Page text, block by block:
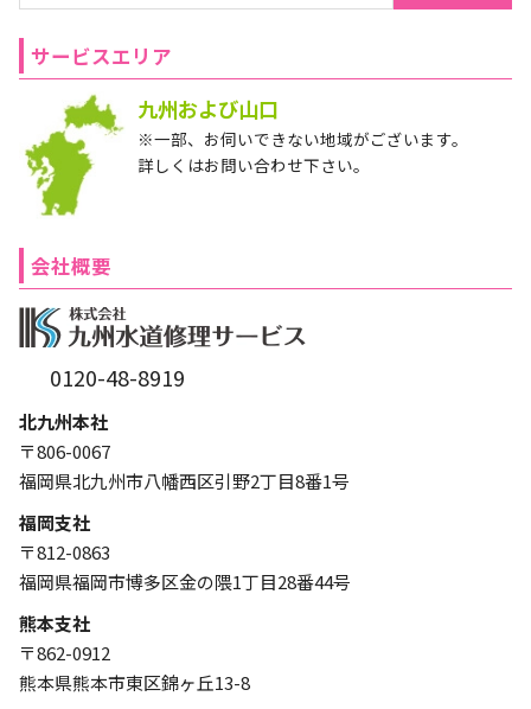
サービスエリア
九州および山口
※一部、お伺いできない地域がございます。
詳しくはお問い合わせ下さい。
会社概要
0120-48-8919
北九州本社
〒806-0067
福岡県北九州市八幡西区引野2丁目8番1号
福岡支社
〒812-0863
福岡県福岡市博多区金の隈1丁目28番44号
熊本支社
〒862-0912
熊本県熊本市東区錦ヶ丘13-8